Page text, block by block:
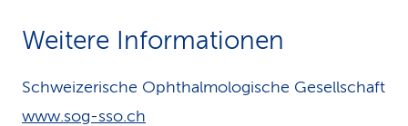
Weitere Informationen
Schweizerische Ophthalmologische Gesellschaft
www.sog-sso.ch